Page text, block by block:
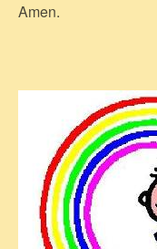
Amen.